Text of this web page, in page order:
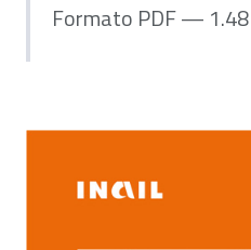
Formato PDF —